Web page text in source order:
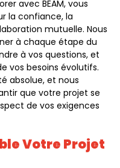
avec BEAM, vous
la confiance, la
mutuelle. Nous
à chaque étape du
à vos questions, et
vos besoins évolutifs.
absolue, et nous
que votre projet se
de vos exigences
Votre Projet